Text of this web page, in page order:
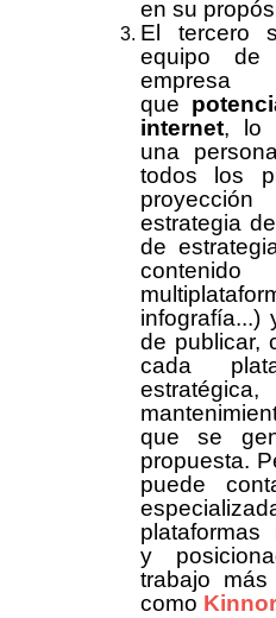
en su
El tercero
equipo de
empresa
que
internet, lo
una
todos los
estrategia
de
infografía...)
de publicar,
cada
que se
propuesta.
puede
plataformas
y
trabajo
como